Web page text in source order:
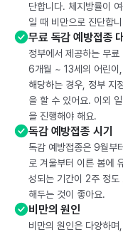
단합니다. 체지방률이
일 때 비만으로 진단합
무료 독감 예방접종
정부에서 제공하는 무
6개월 ~ 13세의 어린이,
해당하는 경우, 정부 지
을 할 수 있어요. 이외
을 진행해야 해요.
독감 예방접종 시기
독감 예방접종은 9월부
로 겨울부터 이른 봄에
성되는 기간이 2주 정도
해두는 것이 좋아요.
비만의 원인
비만의 원인은 다양하